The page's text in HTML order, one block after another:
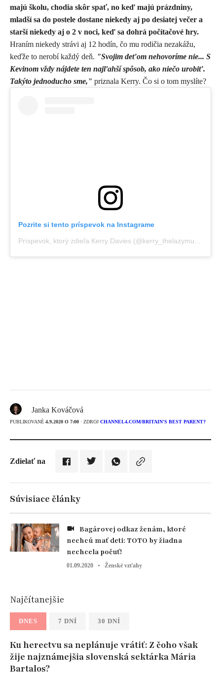
majú školu, chodia skôr spať, no keď majú prázdniny,
mladší sa do postele dostane niekedy aj po desiatej večer a
starší niekedy aj o 2 v noci, keď sa dohrá počítačové hry.
Hraním niekedy strávi aj 12 hodín, čo mu rodičia nezakážu,
keďže to nerobí každý deň. "Svojim deťom nehovoríme nie... S
Kevinom vždy nájdete ten najľahší spôsob, ako niečo urobiť.
Takýto jednoducho sme," priznala Kerry. Čo si o tom myslíte?
Pozrite si tento príspevok na Instagrame
Príspevok, ktorý zdieľa Kerry Davies (@kerry_thelazymum)
Janka Kováčová
PUBLIKOVANÉ 4.9.2020 O 7:00 · ZDROJ CHANNEL4.COM/BRITAIN'S BEST PARENT?
Zdielať na
Súvisiace články
nechcú mať deti: TOTO by žiadna
nechcela počuť!
01.09.2020 Ženské vzťahy
Najčítanejšie
DNES 7 DNÍ 30 DNÍ
Ku herectvu sa neplánuje vrátiť: Z čoho však
žije najznámejšia slovenská sektárka Mária
Bartalos?